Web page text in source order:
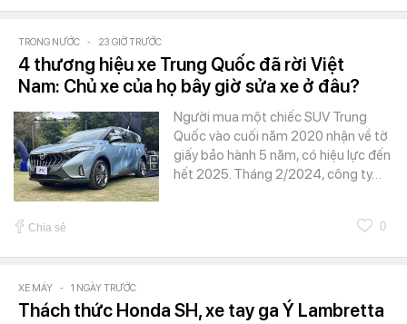
TRONG NƯỚC - 23 GIỜ TRƯỚC
4 thương hiệu xe Trung Quốc đã rời Việt
Nam: Chủ xe của họ bây giờ sửa xe ở đâu?
Người mua một chiếc SUV Trung
Quốc vào cuối năm 2020 nhận về tờ
giấy bảo hành 5 năm, có hiệu lực đến
hết 2025. Tháng 2/2024, công ty…
Chia sẻ 0
XE MÁY - 1 NGÀY TRƯỚC
Thách thức Honda SH, xe tay ga Ý Lambretta